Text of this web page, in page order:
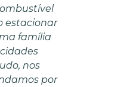
estacionar
família
nos
por